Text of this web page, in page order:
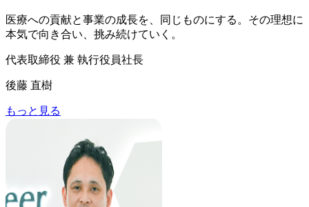
医療への貢献と事業の成長を、同じものにする。その理想に
本気で向き合い、挑み続けていく。
代表取締役 兼 執行役員社長
後藤 直樹
もっと見る